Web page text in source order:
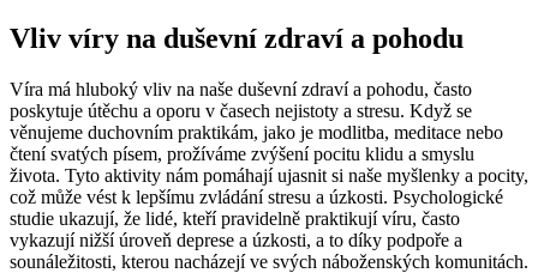
Vliv víry na duševní zdraví a pohodu
Víra má hluboký vliv na naše duševní zdraví a pohodu, často
poskytuje útěchu a oporu v časech nejistoty a stresu. Když se
věnujeme duchovním praktikám, jako je modlitba, meditace nebo
čtení svatých písem, prožíváme zvýšení pocitu klidu a smyslu
života. Tyto aktivity nám pomáhají ujasnit si naše myšlenky a pocity,
což může vést k lepšímu zvládání stresu a úzkosti. Psychologické
studie ukazují, že lidé, kteří pravidelně praktikují víru, často
vykazují nižší úroveň deprese a úzkosti, a to díky podpoře a
sounáležitosti, kterou nacházejí ve svých náboženských komunitách.